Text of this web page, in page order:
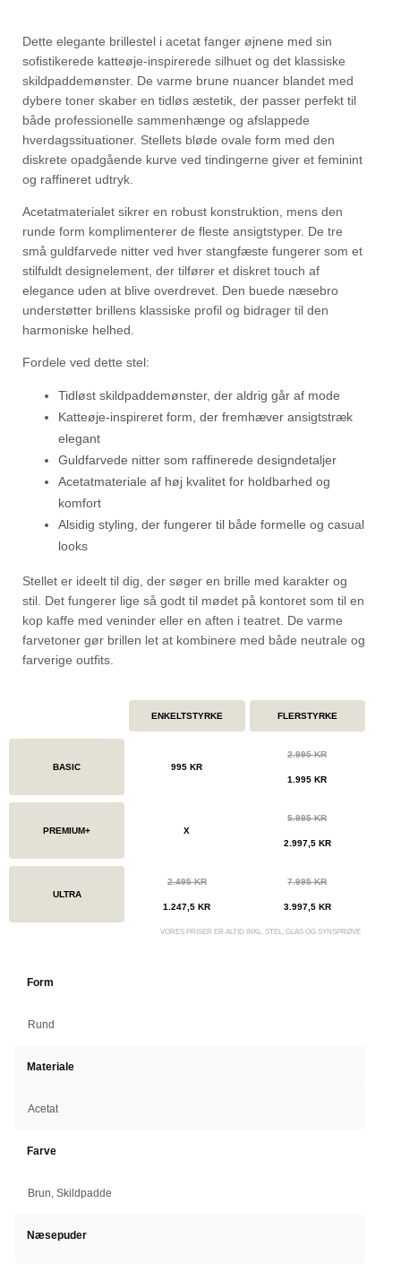
Dette elegante brillestel i acetat fanger øjnene med sin
sofistikerede katteøje-inspirerede silhuet og det klassiske
skildpaddemønster. De varme brune nuancer blandet med
dybere toner skaber en tidløs æstetik, der passer perfekt til
både professionelle sammenhænge og afslappede
hverdagssituationer. Stellets bløde ovale form med den
diskrete opadgående kurve ved tindingerne giver et feminint
og raffineret udtryk.
Acetatmaterialet sikrer en robust konstruktion, mens den
runde form komplimenterer de fleste ansigtstyper. De tre
små guldfarvede nitter ved hver stangfæste fungerer som et
stilfuldt designelement, der tilfører et diskret touch af
elegance uden at blive overdrevet. Den buede næsebro
understøtter brillens klassiske profil og bidrager til den
harmoniske helhed.
Fordele ved dette stel:
Tidløst skildpaddemønster, der aldrig går af mode
Katteøje-inspireret form, der fremhæver ansigtstræk
elegant
Guldfarvede nitter som raffinerede designdetaljer
Acetatmateriale af høj kvalitet for holdbarhed og
komfort
Alsidig styling, der fungerer til både formelle og casual
looks
Stellet er ideelt til dig, der søger en brille med karakter og
stil. Det fungerer lige så godt til mødet på kontoret som til en
kop kaffe med veninder eller en aften i teatret. De varme
farvetoner gør brillen let at kombinere med både neutrale og
farverige outfits.
ENKELTSTYRKE FLERSTYRKE
BASIC 995 KR
2.995 KR
1.995 KR
PREMIUM+ X
5.995 KR
2.997,5 KR
ULTRA
2.495 KR
1.247,5 KR
7.995 KR
3.997,5 KR
VORES PRISER ER ALTID INKL. STEL, GLAS OG SYNSPRØVE
Form
Rund
Materiale
Acetat
Farve
Brun, Skildpadde
Næsepuder